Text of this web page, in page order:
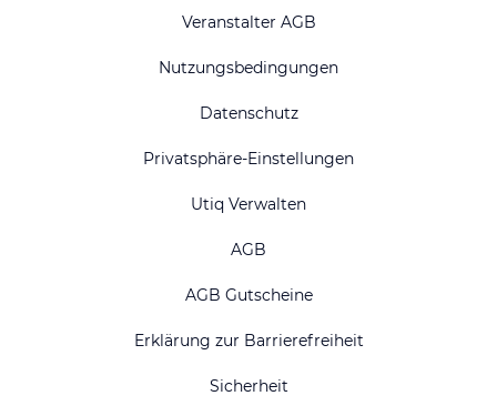
Veranstalter AGB
Nutzungsbedingungen
Datenschutz
Privatsphäre-Einstellungen
Utiq Verwalten
AGB
AGB Gutscheine
Erklärung zur Barrierefreiheit
Sicherheit